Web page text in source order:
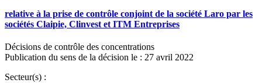
relative à la prise de contrôle conjoint de la société Laro par les
sociétés Claipie, Clinvest et ITM Entreprises
Décisions de contrôle des concentrations
Publication du sens de la décision le : 27 avril 2022
Secteur(s) :